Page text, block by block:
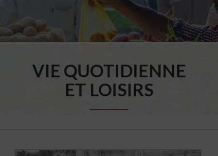
VIE QUOTIDIENNE
ET LOISIRS